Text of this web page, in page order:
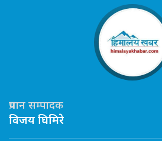
प्रधान सम्पादक
विजय घिमिरे